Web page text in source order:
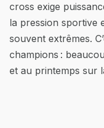
cross exige
la pression sportive
souvent extrêmes.
champions :
et au printemps sur